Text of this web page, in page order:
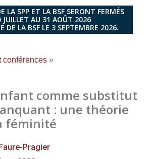
LA SPP ET LA BSF SERONT FERMÉS
JUILLET AU 31 AOÛT 2026
DE LA BSF LE 3 SEPTEMBRE 2026.
conférences »
comme substitut
: une théorie
féminité
Pragier